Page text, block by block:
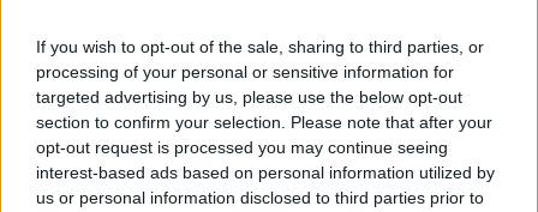
If you wish to opt-out of the sale, sharing to third parties, or
processing of your personal or sensitive information for
targeted advertising by us, please use the below opt-out
section to confirm your selection. Please note that after your
opt-out request is processed you may continue seeing
interest-based ads based on personal information utilized by
us or personal information disclosed to third parties prior to